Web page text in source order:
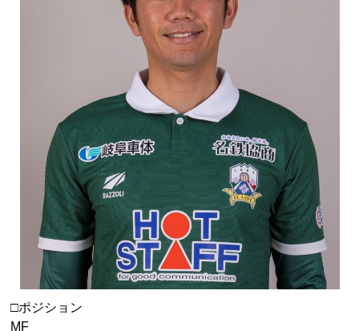
□ポジション
MF